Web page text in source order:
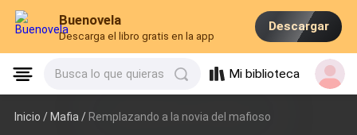
Buenovela
Descarga el libro gratis en la app
Descargar
Busca lo que quieras Mi biblioteca
Inicio /Mafia / Remplazando a la novia del mafioso